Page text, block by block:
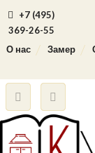
+7 (495)
369-26-55
О нас
Замер